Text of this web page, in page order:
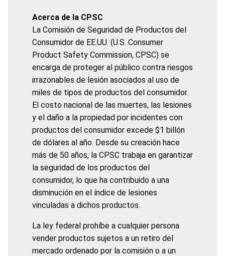
Acerca de la CPSC
La Comisión de Seguridad de Productos del
Consumidor de EE.UU. (U.S. Consumer
Product Safety Commission, CPSC) se
encarga de proteger al público contra riesgos
irrazonables de lesión asociados al uso de
miles de tipos de productos del consumidor.
El costo nacional de las muertes, las lesiones
y el daño a la propiedad por incidentes con
productos del consumidor excede $1 billón
de dólares al año. Desde su creación hace
más de 50 años, la CPSC trabaja en garantizar
la seguridad de los productos del
consumidor, lo que ha contribuido a una
disminución en el índice de lesiones
vinculadas a dichos productos.
La ley federal prohíbe a cualquier persona
vender productos sujetos a un retiro del
mercado ordenado por la comisión o a un